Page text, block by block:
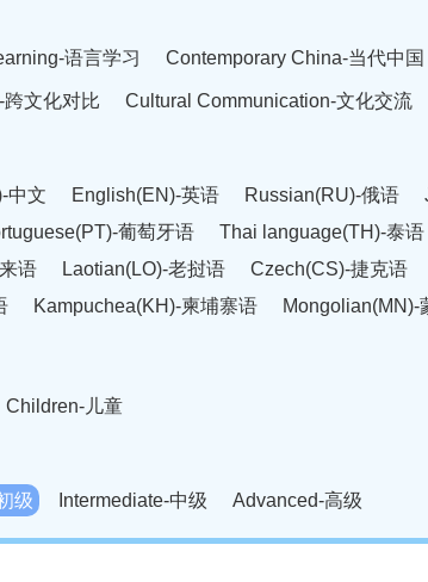
语言学习 Contemporary China-当代中国
文化对比 Cultural Communication-文化交流
中文 English(EN)-英语 Russian(RU)-俄语
葡萄牙语 Thai language(TH)-泰语
语
Laotian(LO)-老挝语 Czech(CS)-捷克语
Kampuchea(KH)-柬埔寨语 Mongolian(MN)-
Children-儿童
级 Intermediate-中级 Advanced-高级